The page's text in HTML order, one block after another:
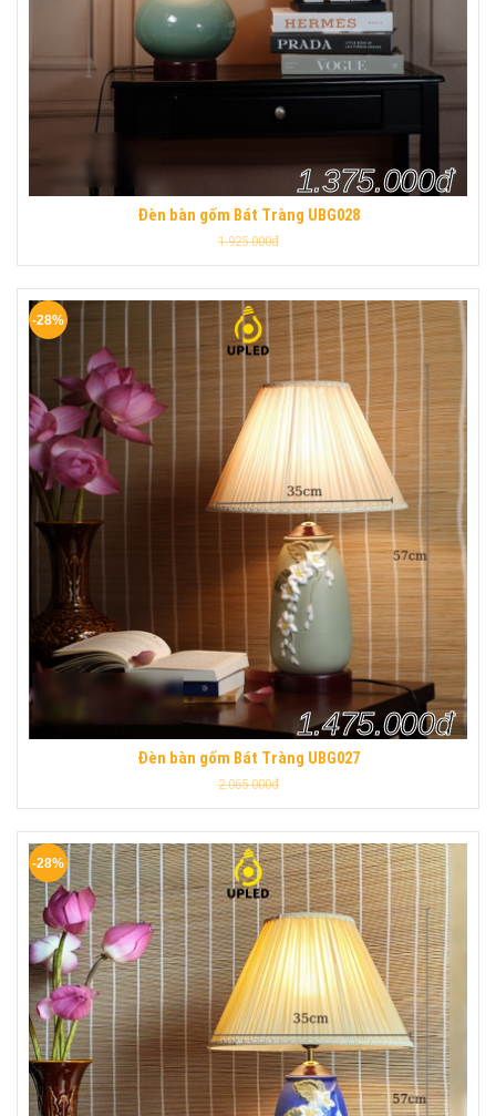
Đèn bàn gốm Bát Tràng UBG028
1.375.000đ
1.925.000đ
Đèn bàn gốm Bát Tràng UBG027
1.475.000đ
2.065.000đ
-28%
-28%